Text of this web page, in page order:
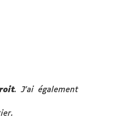
. J’ai également